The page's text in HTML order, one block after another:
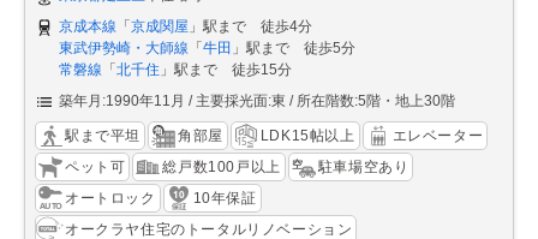
京成本線 「京成関屋 」駅まで 徒歩4分
東武伊勢崎・大師線 「牛田 」駅まで 徒歩5分
常磐線 「北千住 」駅まで 徒歩15分
築年月:1990年11月
主要採光面:東 所在階数:5階・地上30階
駅まで平坦 角部屋 LDK15帖以上
エレベーター
ペット可
総戸数100戸以上
駐車場空あり
オートロック
10年保証
オークラヤ住宅のトータルリノベーション